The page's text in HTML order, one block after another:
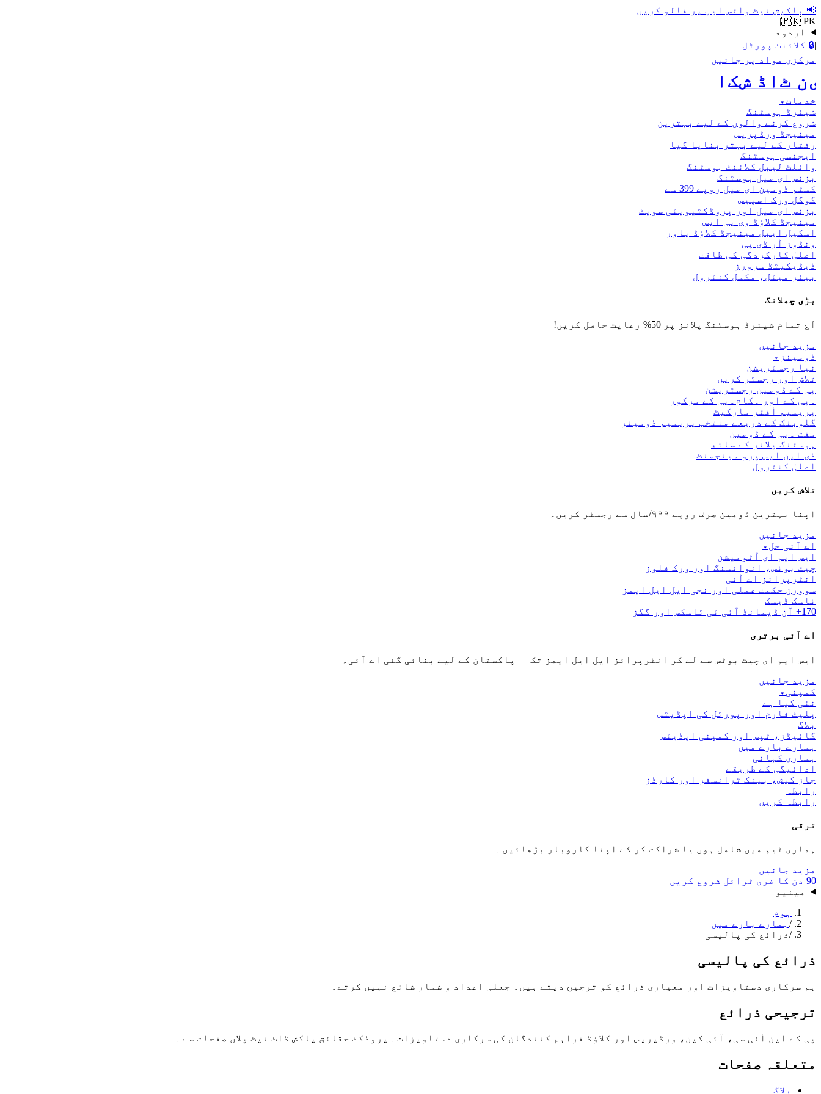
📢 باکیش نیٹ واٹس ایپ پر فالو کریں
🇵🇰 PK
|
اردو ▾
|
🔒 کلائنٹ پورٹل
مرکزی مواد پر جائیں
ڈاٹ نیٹ
خدمات▾
شیئرڈ ہوسٹنگ
شروع کرنے والوں کے لیے بہترین
مینیجڈ ورڈپریس
رفتار کے لیے بہتر بنایا گیا
ایجنسی ہوسٹنگ
وائلٹ لیبل کلائنٹ ہوسٹنگ
بزنس ای میل ہوسٹنگ
کسٹم ڈومین ای میل روپے 399 سے
گوگل ورک اسپیس
بزنس ای میل اور پروڈکٹیویٹی سویٹ
مینیجڈ کلاؤڈ وی پی ایس
اسکیل ایبل مینیجڈ کلاؤڈ پاور
ونڈوز آر ڈی پی
اعلیٰ کارکردگی کی طاقت
ڈیڈیکیٹڈ سرورز
بیئر میٹل، مکمل کنٹرول
بڑی چھلانگ
آج تمام شیئرڈ ہوسٹنگ پلانز پر 50% رعایت حاصل کریں!
مزید جانیں
ڈومینز ▾
نیا رجسٹریشن
تلاش اور رجسٹر کریں
پی کے ڈومین رجسٹریشن
۔پی کے اور ۔کام۔پی کے مرکوز
پریمیم آفٹر مارکیٹ
گلوبنک کے ذریعے منتخب پریمیم ڈومینز
مفت ۔پی کے ڈومین
ہوسٹنگ پلانز کے ساتھ
ڈی این ایس پرو مینجمنٹ
اعلیٰ کنٹرول
تلاش کریں
اپنا بہترین ڈومین صرف روپے ۹۹۹/سال سے رجسٹر کریں۔
مزید جانیں
اے آئی حل ▾
ایس ایم ای آٹومیشن
چیٹ بوٹس، انوائسنگ اور ورک فلوز
انٹرپرائز اے آئی
سوورن حکمت عملی اور نجی ایل ایل ایمز
ٹاسک ڈیسک
170+ آن ڈیمانڈ آئی ٹی ٹاسکس اور گگز
اے آئی برتری
ایس ایم ای چیٹ بوٹس سے لے کر انٹرپرائز ایل ایل ایمز تک — پاکستان کے لیے بنائی گئی اے آئی۔
مزید جانیں
کمپنی ▾
نئی کیا ہے
پلیٹ فارم اور پورٹل کی اپڈیٹس
بلاگ
گائیڈز، ٹپس اور کمپنی اپڈیٹس
ہمارے بارے میں
ہماری کہانی
ادائیگی کے طریقے
جاز کیش، بینک ٹرانسفر اور کارڈز
رابطہ
رابطہ کریں
ترقی
ہماری ٹیم میں شامل ہوں یا شراکت کر کے اپنا کاروبار بڑھائیں۔
مزید جانیں
90 دن کا فری ٹرائل شروع کریں
مینیو
ہوم
/ ہمارے بارے میں
/ذرائع کی پالیسی
ذرائع کی پالیسی
ہم سرکاری دستاویزات اور معیاری ذرائع کو ترجیح دیتے ہیں۔ جعلی اعداد و شمار شائع نہیں کرتے۔
ترجیحی ذرائع
پی کے این آئی سی، آئی کین، ورڈپریس اور کلاؤڈ فراہم کنندگان کی سرکاری دستاویزات۔ پروڈکٹ حقائق پاکش ڈاٹ نیٹ پلان صفحات سے۔
متعلقہ صفحات
بلاگ